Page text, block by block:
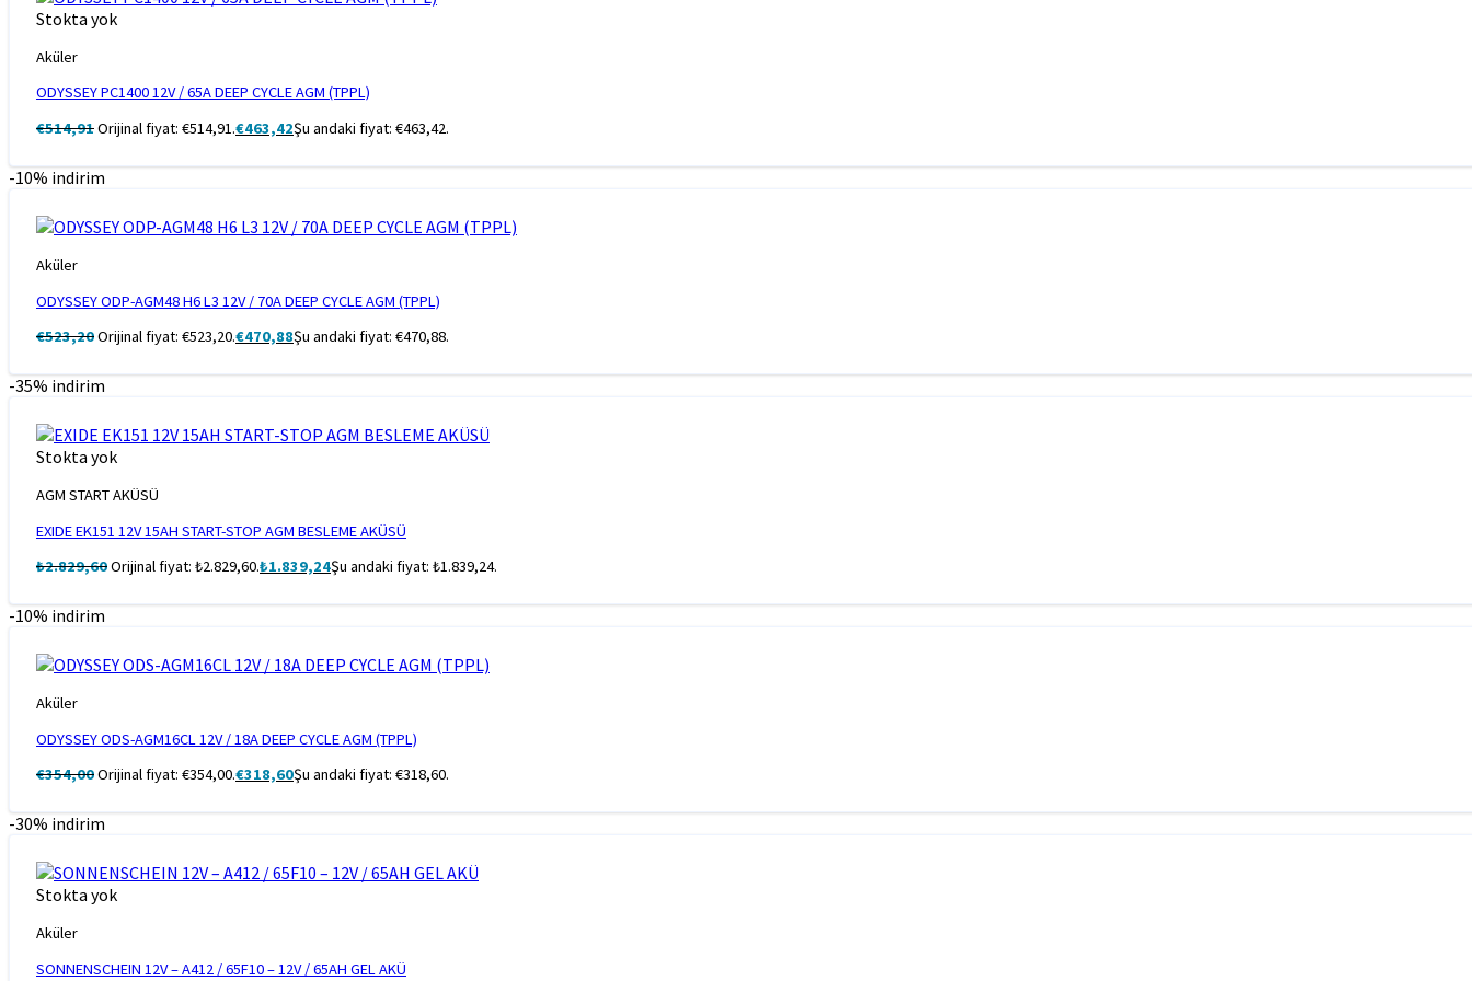
Stokta yok
Aküler
ODYSSEY PC1400 12V / 65A DEEP CYCLE AGM (TPPL)
€514,91Orijinal fiyat: €514,91.€463,42Şu andaki fiyat: €463,42.
-10% indirim
Aküler
ODYSSEY ODP-AGM48 H6 L3 12V / 70A DEEP CYCLE AGM (TPPL)
€523,20Orijinal fiyat: €523,20.€470,88Şu andaki fiyat: €470,88.
-35% indirim
Stokta yok
AGM START AKÜSÜ
EXIDE EK151 12V 15AH START-STOP AGM BESLEME AKÜSÜ
₺2.829,60Orijinal fiyat: ₺2.829,60.₺1.839,24Şu andaki fiyat: ₺1.839,24.
-10% indirim
Aküler
ODYSSEY ODS-AGM16CL 12V / 18A DEEP CYCLE AGM (TPPL)
€354,00Orijinal fiyat: €354,00.€318,60Şu andaki fiyat: €318,60.
-30% indirim
Stokta yok
Aküler
SONNENSCHEIN 12V – A412 / 65F10 – 12V / 65AH GEL AKÜ